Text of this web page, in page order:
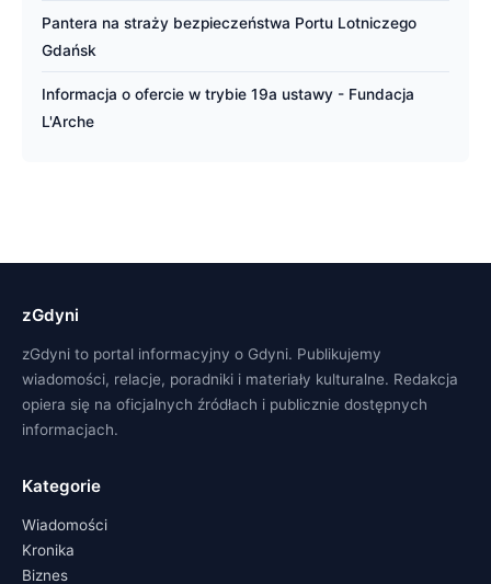
Pantera na straży bezpieczeństwa Portu Lotniczego
Gdańsk
Informacja o ofercie w trybie 19a ustawy - Fundacja
L'Arche
zGdyni
zGdyni to portal informacyjny o Gdyni. Publikujemy
wiadomości, relacje, poradniki i materiały kulturalne. Redakcja
opiera się na oficjalnych źródłach i publicznie dostępnych
informacjach.
Kategorie
Wiadomości
Kronika
Biznes